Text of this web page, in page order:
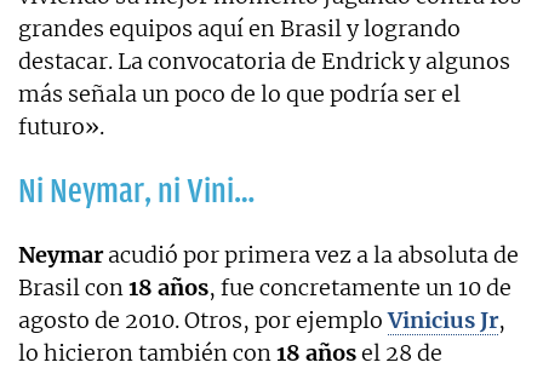
grandes equipos aquí en Brasil y logrando
destacar. La convocatoria de Endrick y algunos
más señala un poco de lo que podría ser el
futuro».
Ni Neymar, ni Vini…
Neymaracudió por primera vez a la absoluta de
Brasil con18 años, fue concretamente un 10 de
agosto de 2010. Otros, por ejemploVinicius Jr,
lo hicieron también con18 añosel 28 de